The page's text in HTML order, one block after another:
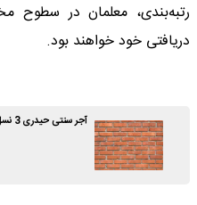
رتبه‌بندی، معلمان در سطوح
دریافتی خود خواهند بود.
آجر سنتی حیدری 3 نسل در کنار ایرانیان